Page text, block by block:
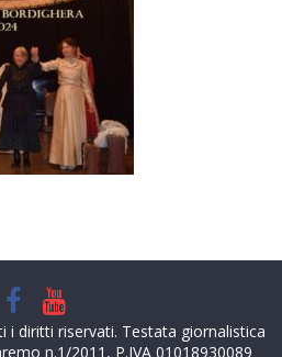
i diritti riservati. Testata giornalistica
n.1/2011, P.IVA 01018930089